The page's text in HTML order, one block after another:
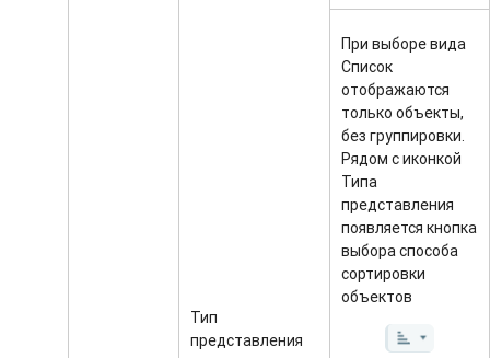
Тип
представления
При выборе вида
Список
отображаются
только объекты,
без группировки.
Рядом с иконкой
Типа
представления
появляется кнопка
выбора способа
сортировки
объектов